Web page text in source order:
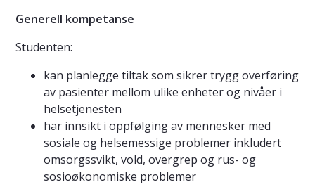
Generell kompetanse
Studenten:
kan planlegge tiltak som sikrer trygg overføring
av pasienter mellom ulike enheter og nivåer i
helsetjenesten
har innsikt i oppfølging av mennesker med
sosiale og helsemessige problemer inkludert
omsorgssvikt, vold, overgrep og rus- og
sosioøkonomiske problemer